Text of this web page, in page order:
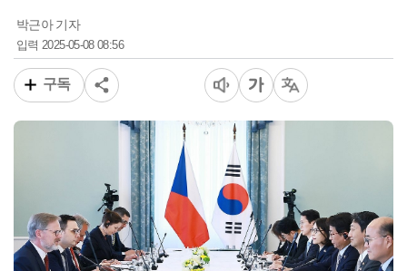
박근아 기자
입력 2025-05-08 08:56
구독